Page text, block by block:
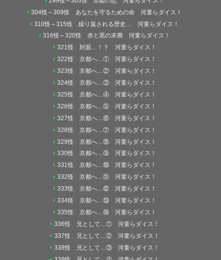
304怪～309怪 あなたを守るための命 河童らダイス！
310怪～315怪 繰り返される歴史… 河童らダイス！
316怪～320怪 赤と黒の末裔 河童らダイス！
321怪 対面…！？ 河童らダイス！
322怪 京都へ…① 河童らダイス！
323怪 京都へ…② 河童らダイス！
324怪 京都へ…③ 河童らダイス！
325怪 京都へ…④ 河童らダイス！
326怪 京都へ…⑤ 河童らダイス！
327怪 京都へ…⑥ 河童らダイス！
328怪 京都へ…⑦ 河童らダイス！
329怪 京都へ…⑧ 河童らダイス！
330怪 京都へ…⑨ 河童らダイス！
331怪 京都へ…⑩ 河童らダイス！
332怪 京都へ…⑪ 河童らダイス！
333怪 京都へ…⑫ 河童らダイス！
334怪 京都へ…⑬ 河童らダイス！
335怪 京都へ…⑭ 河童らダイス！
336怪 兄として…① 河童らダイス！
337怪 兄として…② 河童らダイス！
338怪 兄として…③ 河童らダイス！